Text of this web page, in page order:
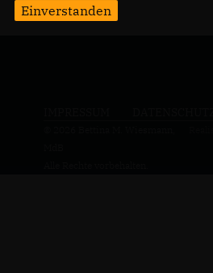
Einverstanden